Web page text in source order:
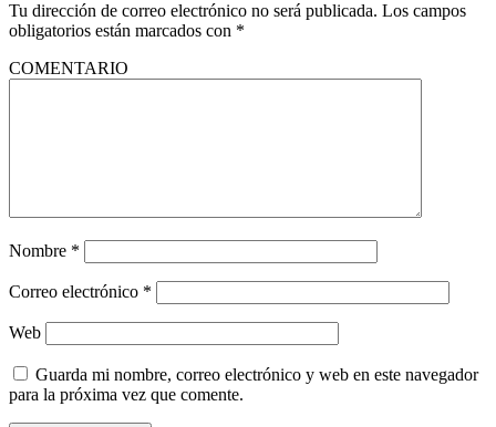
Tu dirección de correo electrónico no será publicada. Los campos
obligatorios están marcados con *
COMENTARIO
Nombre *
Correo electrónico *
Web
Guarda mi nombre, correo electrónico y web en este navegador
para la próxima vez que comente.